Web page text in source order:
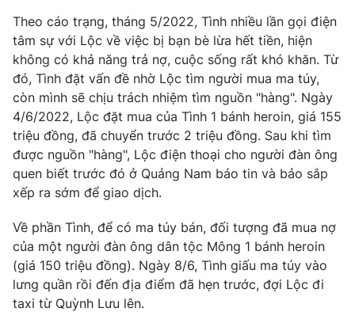
Phim VTV
Hậu trường
Nhân vật
Khán giả
Giải sao mai
Giải trí
Điện ảnh
Âm nhạc
Sao
Đời sống
Du lịch
Làm đẹp
Chất lượng cuộc sống
Giáo dục
Tuyển sinh
Công nghệ
Hitech Công nghệ tương lai
Sản phẩm
Thị trường
Giao lưu trực tuyến
Lịch phát sóng
Theo cáo trạng, tháng 5/2022, Tình nhiều lần gọi điện
tâm sự với Lộc về việc bị bạn bè lừa hết tiền, hiện
không có khả năng trả nợ, cuộc sống rất khó khăn. Từ
đó, Tình đặt vấn đề nhờ Lộc tìm người mua ma túy,
còn mình sẽ chịu trách nhiệm tìm nguồn "hàng". Ngày
4/6/2022, Lộc đặt mua của Tình 1 bánh heroin, giá 155
triệu đồng, đã chuyển trước 2 triệu đồng. Sau khi tìm
được nguồn "hàng", Lộc điện thoại cho người đàn ông
quen biết trước đó ở Quảng Nam báo tin và bảo sắp
xếp ra sớm để giao dịch.
Về phần Tình, để có ma túy bán, đối tượng đã mua nợ
của một người đàn ông dân tộc Mông 1 bánh heroin
(giá 150 triệu đồng). Ngày 8/6, Tình giấu ma túy vào
lưng quần rồi đến địa điểm đã hẹn trước, đợi Lộc đi
taxi từ Quỳnh Lưu lên.